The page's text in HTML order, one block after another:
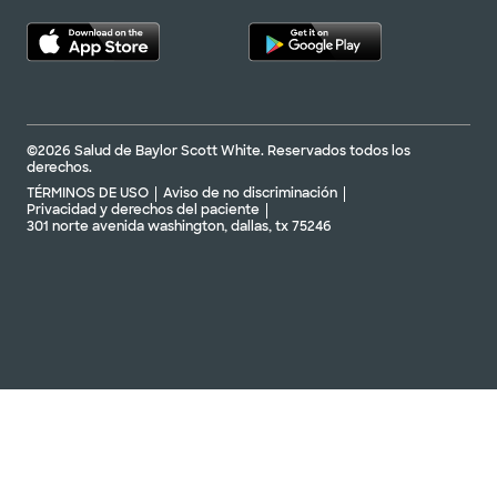
©2026 Salud de Baylor Scott White. Reservados todos los
derechos.
TÉRMINOS DE USO
Aviso de no discriminación
Privacidad y derechos del paciente
301 norte avenida washington, dallas, tx 75246